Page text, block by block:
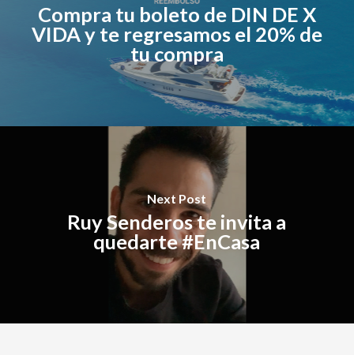
Compra tu boleto de DIN DE X
VIDA y te regresamos el 20% de
tu compra
Next Post
Ruy Senderos te invita a
quedarte #EnCasa